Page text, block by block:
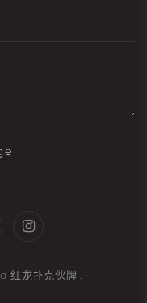
红龙扑克伙牌